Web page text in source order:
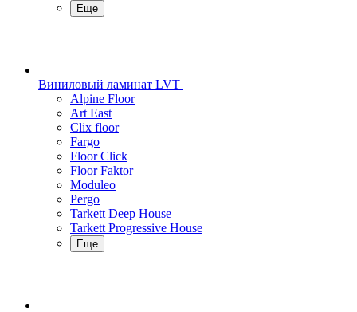
Еще
Виниловый ламинат LVT
Alpine Floor
Art East
Clix floor
Fargo
Floor Click
Floor Faktor
Moduleo
Pergo
Tarkett Deep House
Tarkett Progressive House
Еще